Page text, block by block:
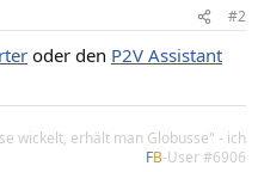
#2
oder den P2V Assistant
wickelt, erhält man Globusse" - ich
FB-User #6906